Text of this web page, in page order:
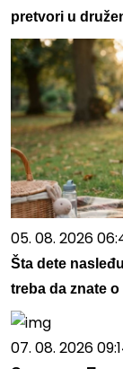
pretvori u
05. 08. 2026
Šta dete
treba da znate
07. 08. 2026